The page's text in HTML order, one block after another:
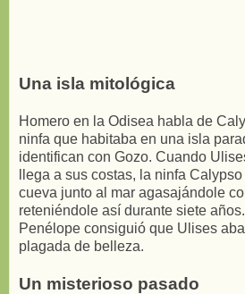
Una isla mitológica
Homero en la Odisea habla de
ninfa que habitaba en una isla
identifican con Gozo. Cuando
llega a sus costas, la ninfa
cueva junto al mar agasajándole
reteniéndole así durante siete
Penélope consiguió que Ulises
plagada de belleza.
Un misterioso pasado